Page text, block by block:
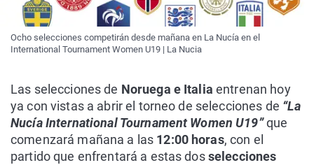
Ocho selecciones competirán desde mañana en La Nucía en el
International Tournament Women U19 | La Nucia
Las selecciones de Noruega e Italia entrenan hoy
ya con vistas a abrir el torneo de selecciones de “La
Nucía International Tournament Women U19”que
comenzará mañana a las 12:00 horas, con el
partido que enfrentará a estas dosselecciones